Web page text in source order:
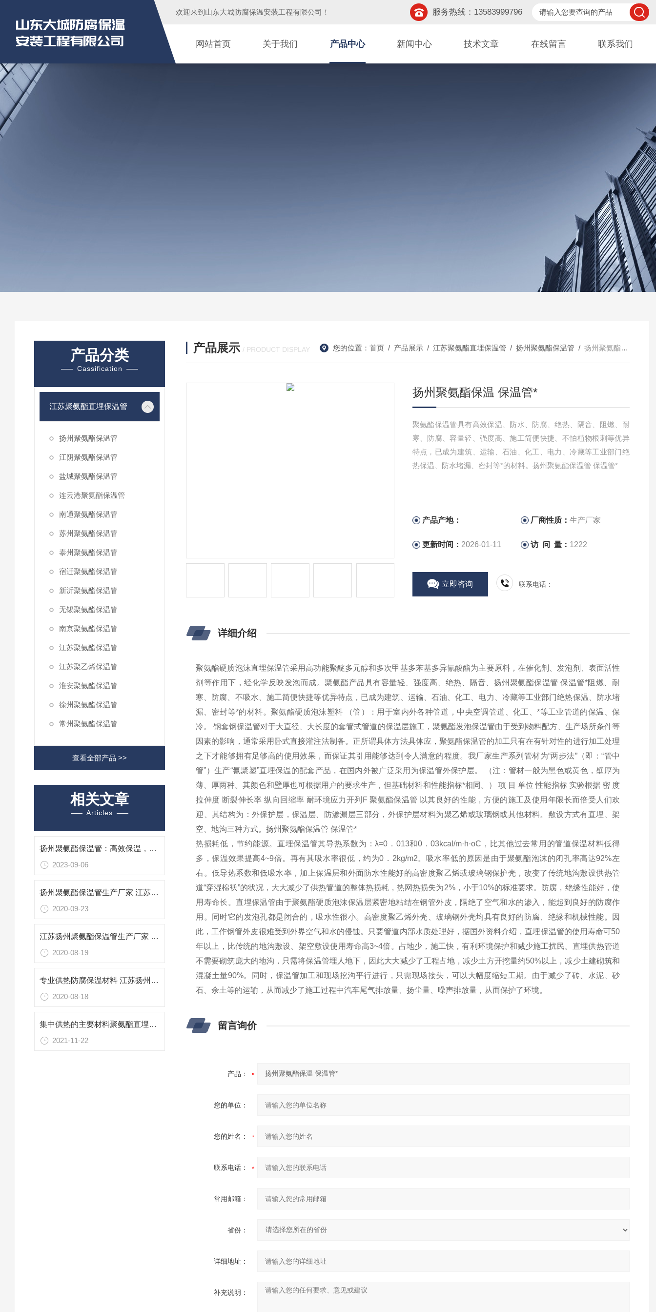
欢迎来到 山东大城防腐保温安装工程有限公司 ！ 服务热线：13583999796
网站首页 关于我们 产品中心 新闻中心 技术文章 在线留言 联系我们
产品分类
Cassification
江苏聚氨酯直埋保温管
扬州聚氨酯保温管
江阴聚氨酯保温管
盐城聚氨酯保温管
连云港聚氨酯保温管
南通聚氨酯保温管
苏州聚氨酯保温管
泰州聚氨酯保温管
宿迁聚氨酯保温管
新沂聚氨酯保温管
无锡聚氨酯保温管
南京聚氨酯保温管
江苏聚氨酯保温管
江苏聚乙烯保温管
淮安聚氨酯保温管
徐州聚氨酯保温管
常州聚氨酯保温管
查看全部产品 >>
相关文章
Articles
扬州聚氨酯保温管：高效保温，安全环保的绿色管道
2023-09-06
扬州聚氨酯保温管生产厂家 江苏防腐保温材料
2020-09-23
江苏扬州聚氨酯保温管生产厂家 专业防腐保温
2020-08-19
专业供热防腐保温材料 江苏扬州聚氨酯保温管生产厂家
2020-08-18
集中供热的主要材料聚氨酯直埋保温管
2021-11-22
产品展示 / PRODUCT DISPLAY 您的位置： 首页/ 产品展示/ 江苏聚氨酯直埋保温管 / 扬州聚氨酯保温管 / 扬州聚氨酯保温 保温管*
扬州聚氨酯保温 保温管*
聚氨酯保温管具有高效保温、防水、防腐、绝热、隔音、阻燃、耐
寒、防腐、容量轻、强度高、施工简便快捷、不怕植物根刺等优异
特点，已成为建筑、运输、石油、化工、电力、冷藏等工业部门绝
热保温、防水堵漏、密封等*的材料。扬州聚氨酯保温管 保温管*
产品产地： 厂商性质：生产厂家
更新时间： 2026-01-11 访 问 量： 1222
立即咨询 联系电话：
详细介绍
聚氨酯硬质泡沫直埋保温管采用高功能聚醚多元醇和多次甲基多苯基多异氰酸酯为主要原料，在催化剂、发泡剂、表面活性
剂等作用下，经化学反映发泡而成。聚氨酯产品具有容量轻、强度高、绝热、隔音、扬州聚氨酯保温管 保温管*阻燃、耐
寒、防腐、不吸水、施工简便快捷等优异特点，已成为建筑、运输、石油、化工、电力、冷藏等工业部门绝热保温、防水堵
漏、密封等*的材料。聚氨酯硬质泡沫塑料 （管）：用于室内外各种管道，中央空调管道、化工、*等工业管道的保温、保
冷。 钢套钢保温管对于大直径、大长度的套管式管道的保温层施工，聚氨酯发泡保温管由于受到物料配方、生产场所条件等
因素的影响，通常采用卧式直接灌注法制备。正所谓具体方法具体应，聚氨酯保温管的加工只有在有针对性的进行加工处理
之下才能够拥有足够高的使用效果，而保证其引用能够达到令人满意的程度。我厂家生产系列管材为“两步法”（即：“管中
管”）生产“氰聚塑”直埋保温的配套产品，在国内外被广泛采用为保温管外保护层。 （注：管材一般为黑色或黄色，壁厚为
薄、厚两种。其颜色和壁厚也可根据用户的要求生产，但基础材料和性能指标*相同。） 项 目 单位 性能指标 实验根据 密 度
拉伸度 断裂伸长率 纵向回缩率 耐环境应力开列F 聚氨酯保温管 以其良好的性能，方便的施工及使用年限长而倍受人们欢
迎、其结构为：外保护层，保温层、防渗漏层三部分，外保护层材料为聚乙烯或玻璃钢或其他材料。敷设方式有直埋、架
空、地沟三种方式。扬州聚氨酯保温管 保温管*
热损耗低，节约能源。直埋保温管其导热系数为：λ=0．013和0．03kcal/m·h·oC，比其他过去常用的管道保温材料低得
多，保温效果提高4~9倍。再有其吸水率很低，约为0．2kg/m2。吸水率低的原因是由于聚氨酯泡沫的闭孔率高达92%左
右。低导热系数和低吸水率，加上保温层和外面防水性能好的高密度聚乙烯或玻璃钢保护壳，改变了传统地沟敷设供热管
道“穿湿棉袄”的状况，大大减少了供热管道的整体热损耗，热网热损失为2%，小于10%的标准要求。防腐，绝缘性能好，使
用寿命长。直埋保温管由于聚氨酯硬质泡沫保温层紧密地粘结在钢管外皮，隔绝了空气和水的渗入，能起到良好的防腐作
用。同时它的发泡孔都是闭合的，吸水性很小。高密度聚乙烯外壳、玻璃钢外壳均具有良好的防腐、绝缘和机械性能。因
此，工作钢管外皮很难受到外界空气和水的侵蚀。只要管道内部水质处理好，据国外资料介绍，直埋保温管的使用寿命可50
年以上，比传统的地沟敷设、架空敷设使用寿命高3~4倍。占地少，施工快，有利环境保护和减少施工扰民。直埋供热管道
不需要砌筑庞大的地沟，只需将保温管埋人地下，因此大大减少了工程占地，减少土方开挖量约50%以上，减少土建砌筑和
混凝土量90%。同时，保温管加工和现场挖沟平行进行，只需现场接头，可以大幅度缩短工期。由于减少了砖、水泥、砂
石、余土等的运输，从而减少了施工过程中汽车尾气排放量、扬尘量、噪声排放量，从而保护了环境。
留言询价
产品：
您的单位：
您的姓名：
联系电话：
常用邮箱：
省份：
详细地址：
补充说明：